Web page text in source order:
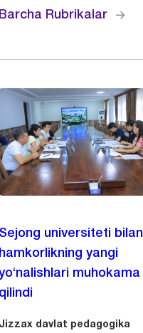
Barcha Rubrikalar
Sejong universiteti bilan
hamkorlikning yangi
muhokama
qilindi
Jizzax davlat pedagogika